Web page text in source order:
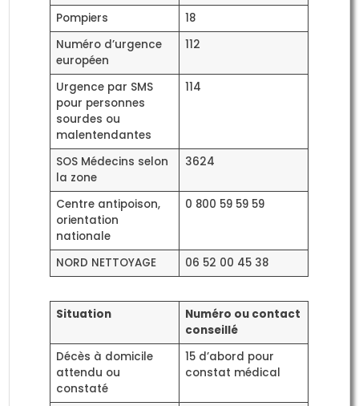
Pompiers
18
Numéro d’urgence
européen
112
Urgence par SMS
pour personnes
sourdes ou
malentendantes
114
SOS Médecins selon
la zone
3624
Centre antipoison,
orientation
nationale
0 800 59 59 59
NORD NETTOYAGE 06 52 00 45 38
Situation
Numéro ou contact
conseillé
Décès à domicile
attendu ou
constaté
15 d’abord pour
constat médical